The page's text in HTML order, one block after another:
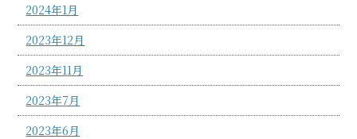
2024年1月
2023年12月
2023年11月
2023年7月
2023年6月